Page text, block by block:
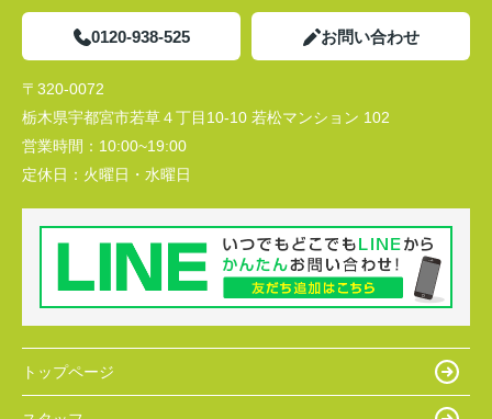
0120-938-525 お問い合わせ
〒320-0072
栃木県宇都宮市若草４丁目10-10 若松マンション 102
営業時間： 10:00~19:00
定休日： 火曜日・水曜日
トップページ